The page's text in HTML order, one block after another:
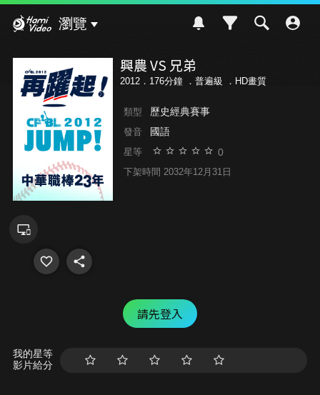
瀏覽
興農 VS 兄弟
2012．176分鐘 ． 普遍級 ．HD畫質
類型 歷史經典賽事
發音 國語
星等 0
下架時間 2032年12月31日
請先登入
我的星等
影片給分